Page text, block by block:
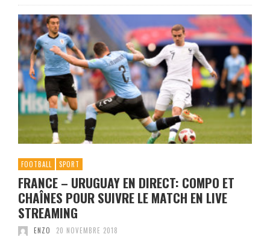
FOOTBALL SPORT
FRANCE – URUGUAY EN DIRECT: COMPO ET
CHAÎNES POUR SUIVRE LE MATCH EN LIVE
STREAMING
ENZO 20 NOVEMBRE 2018